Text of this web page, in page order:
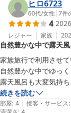
ヒロ6723
60代/女性 |7件
4
レジャー 家族
自然豊かな中で露天
家族旅行で利用させて
自然豊かな中でゆっ
露天風呂も大変気持
したし、
夕食にはバーベキュ
続きを読む
部屋: 4 | 接客・サービス: